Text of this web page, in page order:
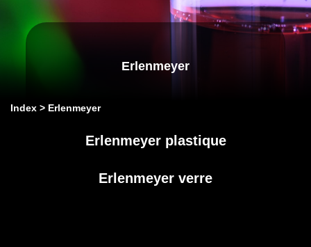
Erlenmeyer
Index Erlenmeyer
Erlenmeyer plastique
Erlenmeyer verre